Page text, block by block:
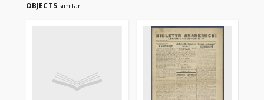
OBJECTS similar